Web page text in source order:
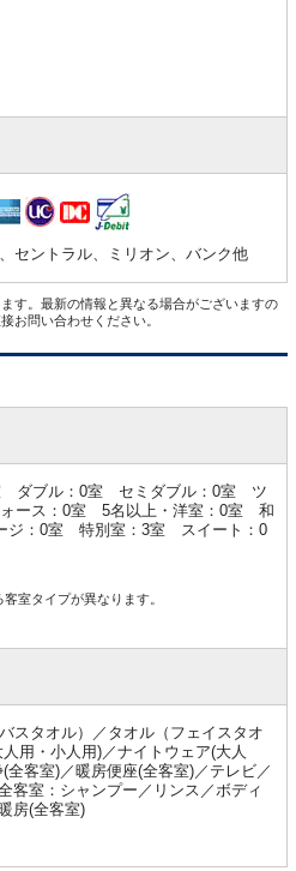
セントラル、ミリオン、バンク他
す。最新の情報と異なる場合がございますの
お問い合わせください。
ダブル：0室 セミダブル：0室 ツ
ース：0室 5名以上・洋室：0室 和
：0室 特別室：3室 スイート：0
室タイプが異なります。
スタオル）／タオル（フェイスタオ
用・小人用)／ナイトウェア(大人
客室)／暖房便座(全客室)／テレビ／
客室：シャンプー／リンス／ボディ
房(全客室)